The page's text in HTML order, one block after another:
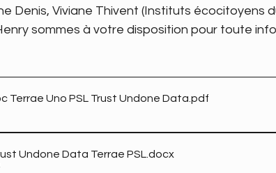
Denis, Viviane Thivent (Instituts écocitoyens
sommes à votre disposition pour toute
Terrae Uno PSL Trust Undone Data .pdf
Undone Data Terrae PSL.docx